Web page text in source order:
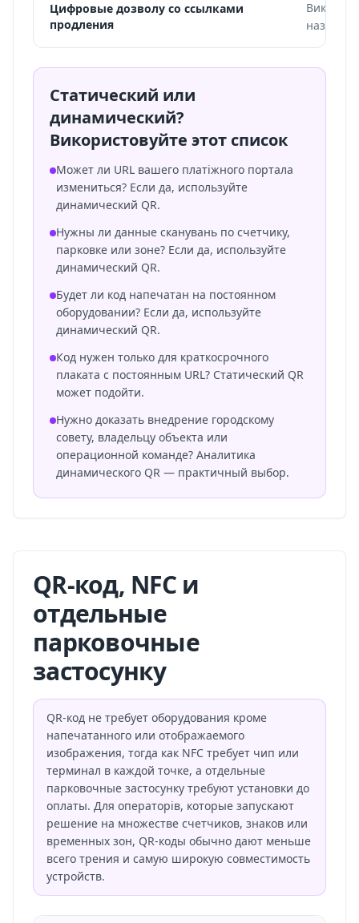
Цифровые дозволу со ссылками
продления
Статический или
динамический?
Використовуйте этот список
Может ли URL вашего платіжного портала
измениться? Если да, используйте
динамический QR.
Нужны ли данные сканувань по счетчику,
парковке или зоне? Если да, используйте
динамический QR.
Будет ли код напечатан на постоянном
оборудовании? Если да, используйте
динамический QR.
Код нужен только для краткосрочного
плаката с постоянным URL? Статический QR
может подойти.
Нужно доказать внедрение городскому
совету, владельцу объекта или
операционной команде? Аналитика
динамического QR — практичный выбор.
QR-код, NFC и
отдельные
парковочные
застосунку
QR-код не требует оборудования кроме
напечатанного или отображаемого
изображения, тогда как NFC требует чип или
терминал в каждой точке, а отдельные
парковочные застосунку требуют установки до
оплаты. Для операторів, которые запускают
решение на множестве счетчиков, знаков или
временных зон, QR-коды обычно дают меньше
всего трения и самую широкую совместимость
устройств.